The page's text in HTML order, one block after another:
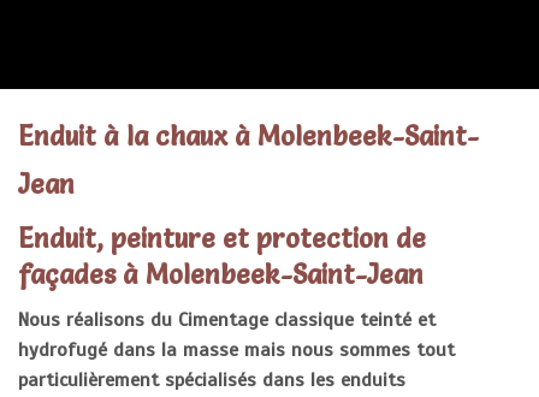
Enduit à la chaux à Molenbeek-Saint-
Jean
Enduit, peinture et protection de
façades à Molenbeek-Saint-Jean
Nous réalisons du Cimentage classique teinté et
hydrofugé dans la masse mais nous sommes tout
particulièrement spécialisés dans les enduits